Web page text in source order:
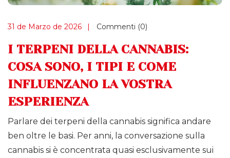
31 de Marzo de 2026 Commenti (0)
I TERPENI DELLA CANNABIS:
COSA SONO, I TIPI E COME
INFLUENZANO LA VOSTRA
ESPERIENZA
Parlare dei terpeni della cannabis significa andare
ben oltre le basi. Per anni, la conversazione sulla
cannabis si è concentrata quasi esclusivamente sui